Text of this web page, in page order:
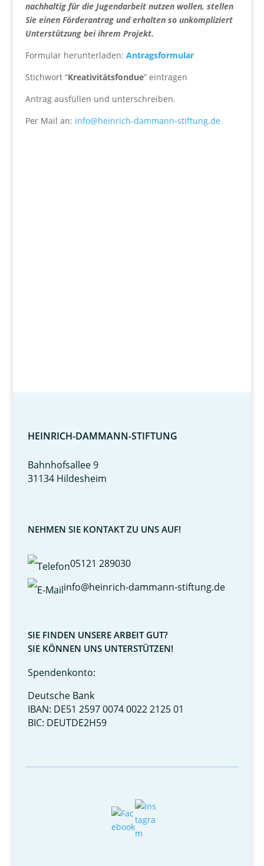
nachhaltig für die Jugendarbeit nutzen wollen, stellen
Sie einen Förderantrag und erhalten so unkompliziert
Unterstützung bei ihrem Projekt.
Formular herunterladen: Antragsformular
Stichwort “Kreativitätsfondue” eintragen
Antrag ausfüllen und unterschreiben.
Per Mail an: info@heinrich-dammann-stiftung.de
HEINRICH-DAMMANN-STIFTUNG
Bahnhofsallee 9
31134 Hildesheim
NEHMEN SIE KONTAKT ZU UNS AUF!
05121 289030
info@heinrich-dammann-stiftung.de
SIE FINDEN UNSERE ARBEIT GUT?
SIE KÖNNEN UNS UNTERSTÜTZEN!
Spendenkonto:
Deutsche Bank
IBAN: DE51 2597 0074 0022 2125 01
BIC: DEUTDE2H59